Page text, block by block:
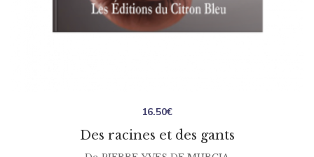
Des racines et des gants
16.50€